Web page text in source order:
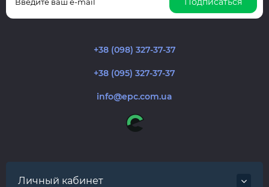
+38 (098) 327-37-37
+38 (095) 327-37-37
info@epc.com.ua
Личный кабинет